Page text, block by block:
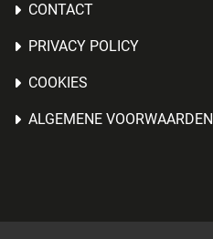
CONTACT
PRIVACY POLICY
COOKIES
ALGEMENE VOORWAARDEN